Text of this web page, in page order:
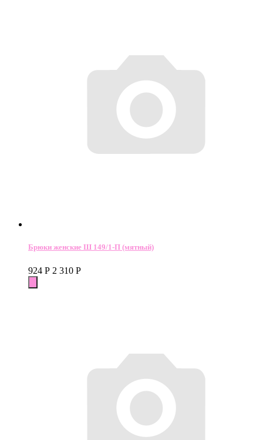
Брюки женские Ш 149/1-П (мятный)
924 Р 2 310 Р